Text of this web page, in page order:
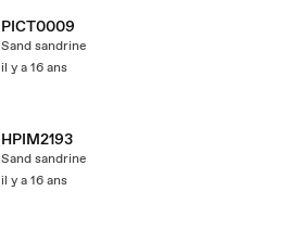
PICT0009
Sand sandrine
il y a 16 ans
HPIM2193
Sand sandrine
il y a 16 ans